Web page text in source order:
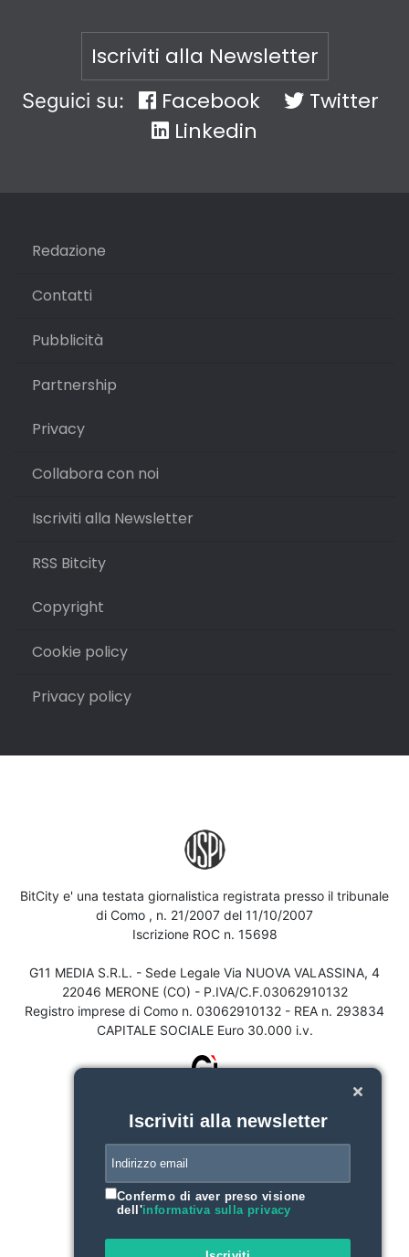
Iscriviti alla Newsletter
Seguici su: Facebook
Twitter
Linkedin
Redazione
Contatti
Pubblicità
Partnership
Privacy
Collabora con noi
Iscriviti alla Newsletter
RSS Bitcity
Copyright
Cookie policy
Privacy policy
BitCity e' una testata giornalistica registrata presso il tribunale
di Como , n. 21/2007 del 11/10/2007
Iscrizione ROC n. 15698
G11 MEDIA S.R.L. - Sede Legale Via NUOVA VALASSINA, 4
22046 MERONE (CO) - P.IVA/C.F.03062910132
Registro imprese di Como n. 03062910132 - REA n. 293834
CAPITALE SOCIALE Euro 30.000 i.v.
Iscriviti alla newsletter
Confermo di aver preso visione
dell'informativa sulla privacy